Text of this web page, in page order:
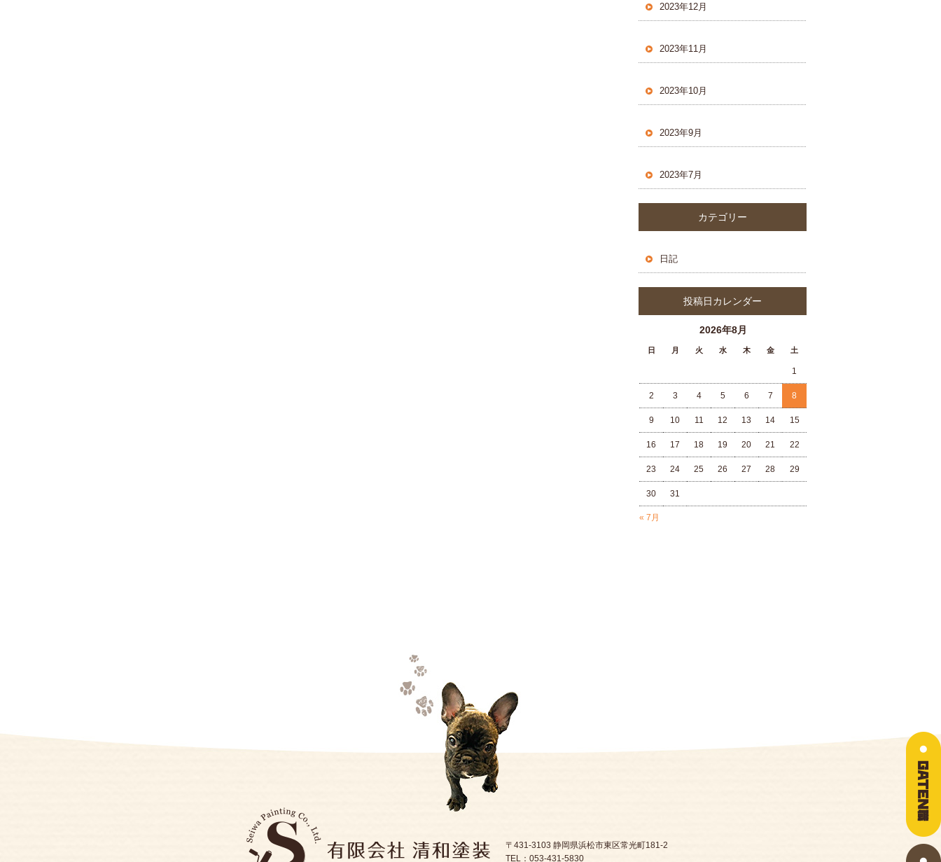
2023年12月
2023年11月
2023年10月
2023年9月
2023年7月
カテゴリー
日記
投稿日カレンダー
2026年8月
日 月 火 水 木 金 土
« 7月
1
2 3 4 5 6 7 8
9 10 11 12 13 14 15
16 17 18 19 20 21 22
23 24 25 26 27 28 29
30 31
〒431-3103 静岡県浜松市東区常光町181-2
TEL：053-431-5830